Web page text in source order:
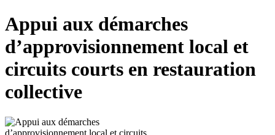
Appui aux démarches
d’approvisionnement local et
circuits courts en restauration
collective